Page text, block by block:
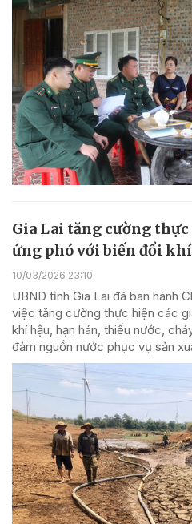
Gia Lai tăng cường
ứng phó với biến đổi
10/03/2026 23:10
UBND tỉnh Gia Lai đã ban hành
việc tăng cường thực hiện các
khí hậu, hạn hán, thiếu nước,
đảm nguồn nước phục vụ sản